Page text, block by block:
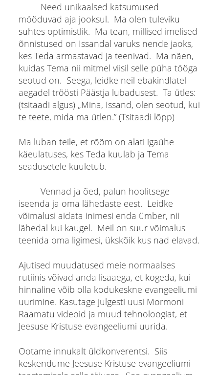
Need unikaalsed katsumused
mööduvad aja jooksul. Ma olen tuleviku
suhtes optimistlik. Ma tean, millised imelised
õnnistused on Issandal varuks nende jaoks,
kes Teda armastavad ja teenivad. Ma näen,
kuidas Tema nii mitmel viisil selle püha tööga
seotud on. Seega, leidke neil ebakindlatel
aegadel tröösti Päästja lubadusest. Ta ütles:
(tsitaadi algus) „Mina, Issand, olen seotud, kui
te teete, mida ma ütlen.” (Tsitaadi lõpp)
Ma luban teile, et rõõm on alati igaühe
käeulatuses, kes Teda kuulab ja Tema
seadusetele kuuletub.
Vennad ja õed, palun hoolitsege
iseenda ja oma lähedaste eest. Leidke
võimalusi aidata inimesi enda ümber, nii
lähedal kui kaugel. Meil on suur võimalus
teenida oma ligimesi, ükskõik kus nad elavad.
Ajutised muudatused meie normaalses
rutiinis võivad anda lisaaega, et kogeda, kui
hinnaline võib olla kodukeskne evangeeliumi
uurimine. Kasutage julgesti uusi Mormoni
Raamatu videoid ja muud tehnoloogiat, et
Jeesuse Kristuse evangeeliumi uurida.
Ootame innukalt üldkonverentsi. Siis
keskendume Jeesuse Kristuse evangeeliumi